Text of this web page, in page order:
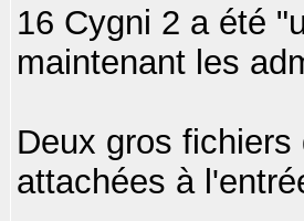
16 Cygni 2 a été
maintenant les
Deux gros
attachées à